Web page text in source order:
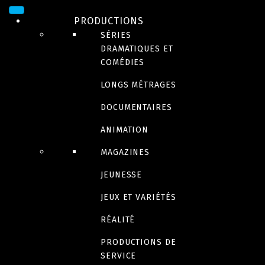
PRODUCTIONS
SÉRIES
DRAMATIQUES ET
COMÉDIES
LONGS MÉTRAGES
DOCUMENTAIRES
ANIMATION
MAGAZINES
JEUNESSE
JEUX ET VARIÉTÉS
RÉALITÉ
PRODUCTIONS DE
SERVICE
Maria Chapdeleine